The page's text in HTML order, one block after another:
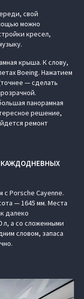
свой
можно
кресел,
крыша. К слову,
Boeing. Нажатием
— сделать
панорамная
решение,
ремонт
КАЖДОДНЕВНЫХ
с Porsche Cayenne.
— 1645 мм. Места
далеко
л, а со сложенными
словом, запаса